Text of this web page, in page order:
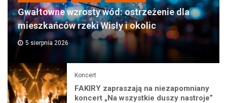
Gwałtowne wzrosty wód: ostrzeżenie dla
mieszkańców rzeki Wisły i okolic
5 sierpnia 2026
Koncert
FAKIRY zapraszają na niezapomniany
koncert „Na wszystkie duszy nastroje”